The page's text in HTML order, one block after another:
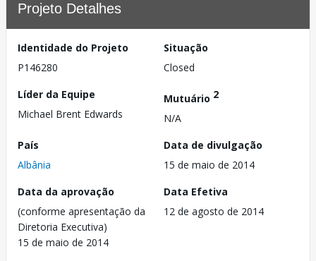
Projeto Detalhes
Identidade do Projeto
P146280
Situação
Closed
Líder da Equipe
Michael Brent Edwards
Mutuário 2
N/A
País
Albânia
Data de divulgação
15 de maio de 2014
Data da aprovação
(conforme apresentação da
Diretoria Executiva)
15 de maio de 2014
Data Efetiva
12 de agosto de 2014